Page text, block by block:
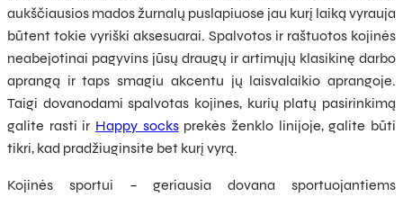
aukščiausios mados žurnalų puslapiuose jau kurį laiką vyrauja
būtent tokie vyriški aksesuarai. Spalvotos ir raštuotos kojinės
neabejotinai pagyvins jūsų draugų ir artimųjų klasikinę darbo
aprangą ir taps smagiu akcentu jų laisvalaikio aprangoje.
Taigi dovanodami spalvotas kojines, kurių platų pasirinkimą
galite rasti ir Happy socksprekės ženklo linijoje, galite būti
tikri, kad pradžiuginsite bet kurį vyrą.
Kojinės sportui – geriausia dovana sportuojantiems